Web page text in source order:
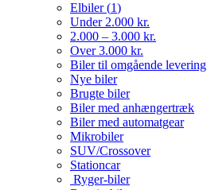
Elbiler (1)
Under 2.000 kr.
2.000 – 3.000 kr.
Over 3.000 kr.
Biler til omgående levering
Nye biler
Brugte biler
Biler med anhængertræk
Biler med automatgear
Mikrobiler
SUV/Crossover
Stationcar
Ryger-biler